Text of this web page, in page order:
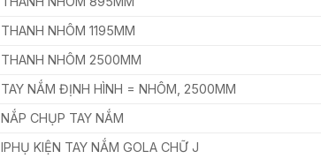
THANH NHÔM 1195MM
THANH NHÔM 2500MM
TAY NẮM ĐỊNH HÌNH = NHÔM, 2500MM
NẮP CHỤP TAY NẮM
IPHỤ KIỆN TAY NẮM GOLA CHỮ J